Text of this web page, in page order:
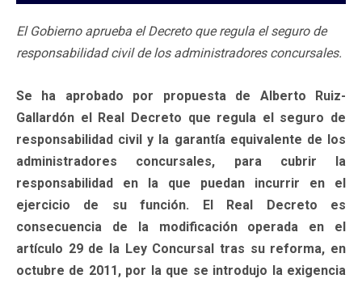
El Gobierno aprueba el Decreto que regula el seguro de
responsabilidad civil de los administradores concursales.
Se ha aprobado por propuesta de Alberto Ruiz-
Gallardón el Real Decreto que regula el seguro de
responsabilidad civil y la garantía equivalente de los
administradores concursales, para cubrir la
responsabilidad en la que puedan incurrir en el
ejercicio de su función. El Real Decreto es
consecuencia de la modificación operada en el
artículo 29 de la Ley Concursal tras su reforma, en
octubre de 2011, por la que se introdujo la exigencia